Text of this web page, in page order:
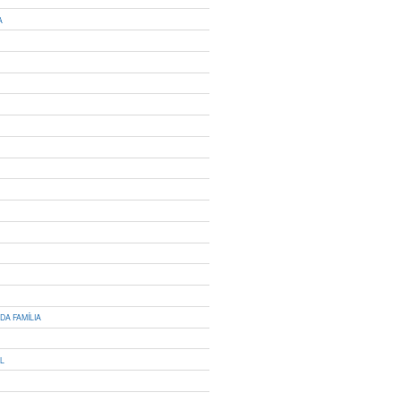
FAMÍLIA